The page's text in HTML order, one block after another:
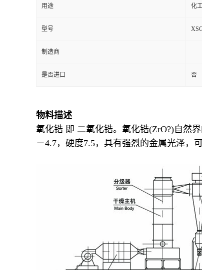
用途 化
型号
制造商
是否进口 否
物料描述
氧化锆 即 二氧化锆。氧化锆(ZrO?)自然
－4.7，硬度7.5，具有强烈的金属光泽，